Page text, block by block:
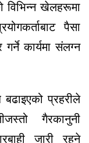
विभिन्न खेलहरूमा
पैसा
कार्यमा संलग्न
प्रहरीले
गैरकानुनी
जारी रहने